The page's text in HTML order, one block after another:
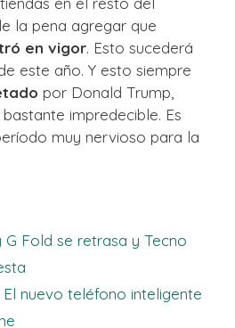
la pena agregar que
en vigor. Esto sucederá
este año. Y esto siempre
por Donald Trump,
impredecible. Es
muy nervioso para la
G Fold se retrasa y Tecno
El nuevo teléfono inteligente